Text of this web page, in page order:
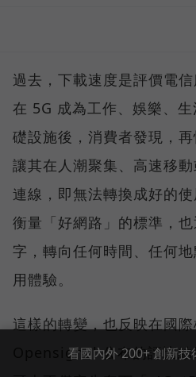
過去，下載速度是評價電
在 5G 成為工作、娛樂、
礎設施後，消費者發現，
讓其在人潮聚集、高速移
連線，即無法轉換成好的使
衡量「好網路」的標準，
字，轉向任何時間、任何
用體驗。
這樣的轉變，也反映在國
Opensignal 公布的評比結
看國內外 200+ 創新技